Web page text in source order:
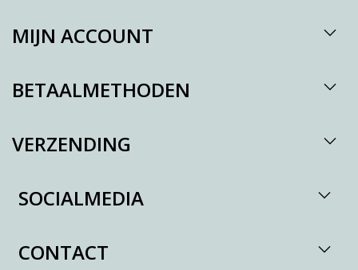
MIJN ACCOUNT
BETAALMETHODEN
VERZENDING
SOCIALMEDIA
CONTACT